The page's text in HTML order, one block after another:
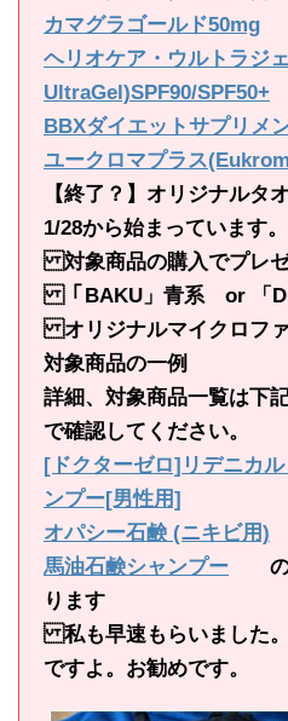
カマグラゴールド50mg
ヘリオケア・ウルトラジ
UltraGel)SPF90/SPF50+
BBXダイエットサプリメ
ユークロマプラス
【終了？】オリジナルタ
1/28から始まっています。
対象商品の購入でプレ
「BAKU」青系 or 「
オリジナルマイクロフ
対象商品の一例
詳細、対象商品一覧は下
で確認してください。
[ドクターゼロ]リデニカ
ンプー[男性用]
オパシー石鹸 (ニキビ用)
馬油石鹸シャンプー の
ります
私も早速もらいました
ですよ。お勧めです。